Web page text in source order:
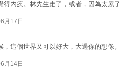
內疚。林先生走了，或者，因為太累
月17日
這個世界又可以好大，大過你的想像
月14日